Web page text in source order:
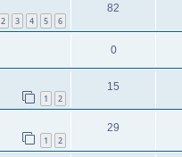
2 3 4 5 6
82
0
1 2
15
1 2
29